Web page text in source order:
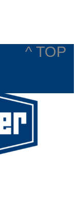
^ TOP